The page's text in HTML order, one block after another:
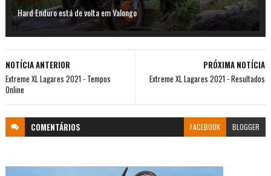
Hard Enduro está de volta em Valongo
PRÓXIMA NOTÍCIA
Extreme XL Lagares 2021 - Resultados
NOTÍCIA ANTERIOR
Extreme XL Lagares 2021 - Tempos
Online
COMENTÁRIOS FACEBOOK BLOGGER